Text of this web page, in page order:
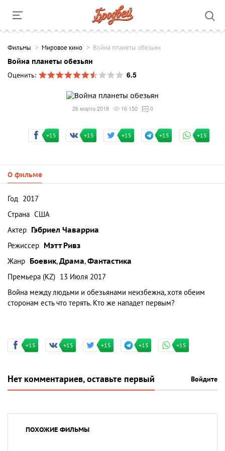
Фильмы Мировое кино Война планеты обезьян
Война планеты обезьян
Оценить:
6.5
26 марта 2018 16 150 0
+15 +15 +15 +15 +15
О фильме
Год
2017
Страна США
Актер Гэбриел Чаварриа
Режиссер Мэтт Ривз
Жанр Боевик,Драма,Фантастика
Премьера (KZ) 13 Июля 2017
Война между людьми и обезьянами неизбежна, хотя обеим
сторонам есть что терять. Кто же нападет первым?
+15 +15 +15 +15 +15
Нет комментариев, оставьте первый Войдите
ПОХОЖИЕ ФИЛЬМЫ